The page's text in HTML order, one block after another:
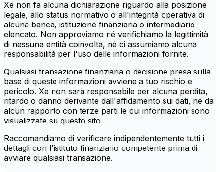
Xe non fa alcuna dichiarazione riguardo alla posizione
legale, allo status normativo o all'integrità operativa di
alcuna banca, istituzione finanziaria o intermediario
elencato. Non approviamo né verifichiamo la legittimità
di nessuna entità coinvolta, né ci assumiamo alcuna
responsabilità per l'uso delle informazioni fornite.
Qualsiasi transazione finanziaria o decisione presa sulla
base di queste informazioni avviene a tuo rischio e
pericolo. Xe non sarà responsabile per alcuna perdita,
ritardo o danno derivante dall'affidamento sui dati, né da
alcun rapporto con terze parti le cui informazioni sono
visualizzate su questo sito.
Raccomandiamo di verificare indipendentemente tutti i
dettagli con l'istituto finanziario competente prima di
avviare qualsiasi transazione.